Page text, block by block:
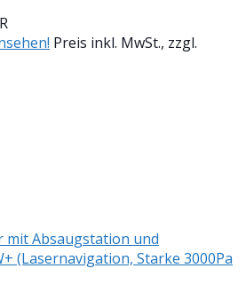
Preis inkl. MwSt., zzgl.
mit Absaugstation und
(Lasernavigation, Starke 3000Pa